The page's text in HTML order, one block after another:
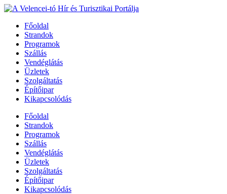
Főoldal
Strandok
Programok
Szállás
Vendéglátás
Üzletek
Szolgáltatás
Építőipar
Kikapcsolódás
Főoldal
Strandok
Programok
Szállás
Vendéglátás
Üzletek
Szolgáltatás
Építőipar
Kikapcsolódás